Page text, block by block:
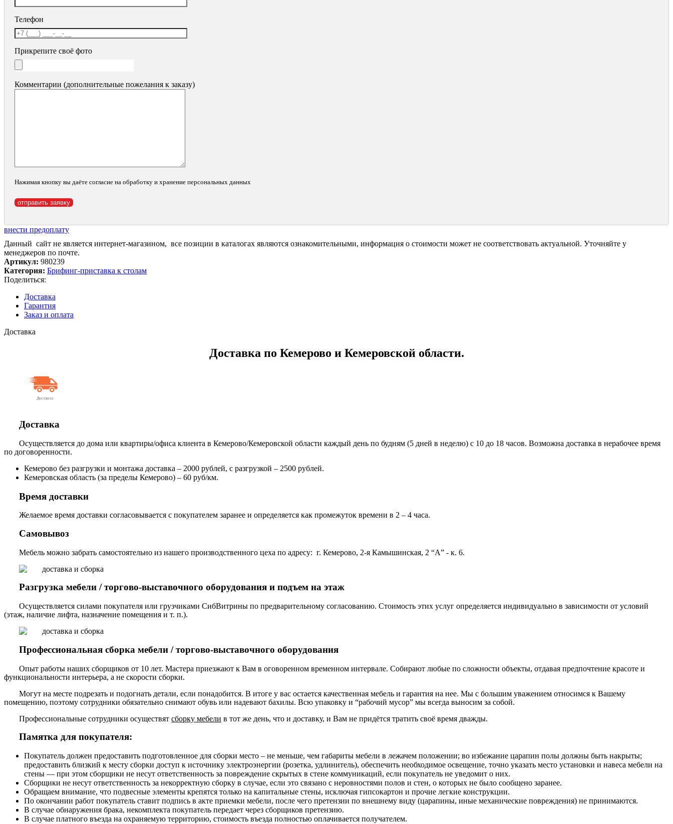
Телефон
Прикрепите своё фото
Комментарии (дополнительные пожелания к заказу)
Нажимая кнопку вы даёте согласие на обработку и хранение персональных данных
внести предоплату
Данный сайт не является интернет-магазином, все позиции в каталогах являются ознакомительными, информация о стоимости может не соответствовать актуальной. Уточняйте у
менеджеров по почте.
Артикул: 980239
Категория: Брифинг-приставка к столам
Поделиться:
Доставка
Гарантия
Заказ и оплата
Доставка
Доставка по Кемерово и Кемеровской области.
Доставка
Осуществляется до дома или квартиры/офиса клиента в Кемерово/Кемеровской области каждый день по будням (5 дней в неделю) с 10 до 18 часов. Возможна доставка в нерабочее время
по договоренности.
Кемерово без разгрузки и монтажа доставка – 2000 рублей, с разгрузкой – 2500 рублей.
Кемеровская область (за пределы Кемерово) – 60 руб/км.
Время доставки
Желаемое время доставки согласовывается с покупателем заранее и определяется как промежуток времени в 2 – 4 часа.
Самовывоз
Мебель можно забрать самостоятельно из нашего производственного цеха по адресу: г. Кемерово, 2-я Камышинская, 2 “А” - к. 6.
Разгрузка мебели / торгово-выставочного оборудования и подъем на этаж
Осуществляется силами покупателя или грузчиками СибВитрины по предварительному согласованию. Стоимость этих услуг определяется индивидуально в зависимости от условий
(этаж, наличие лифта, назначение помещения и т. п.).
Профессиональная сборка мебели / торгово-выставочного оборудования
Опыт работы наших сборщиков от 10 лет. Мастера приезжают к Вам в оговоренном временном интервале. Собирают любые по сложности объекты, отдавая предпочтение красоте и
функциональности интерьера, а не скорости сборки.
Могут на месте подрезать и подогнать детали, если понадобится. В итоге у вас остается качественная мебель и гарантия на нее. Мы с большим уважением относимся к Вашему
помещению, поэтому сотрудники обязательно снимают обувь или надевают бахилы. Всю упаковку и “рабочий мусор” мы всегда выносим за собой.
Профессиональные сотрудники осуществят сборку мебели в тот же день, что и доставку, и Вам не придётся тратить своё время дважды.
Памятка для покупателя:
Покупатель должен предоставить подготовленное для сборки место – не меньше, чем габариты мебели в лежачем положении; во избежание царапин полы должны быть накрыты;
предоставить близкий к месту сборки доступ к источнику электроэнергии (розетка, удлинитель), обеспечить необходимое освещение, точно указать место установки и навеса мебели на
стены — при этом сборщики не несут ответственность за повреждение скрытых в стене коммуникаций, если покупатель не уведомит о них.
Сборщики не несут ответственность за некорректную сборку в случае, если это связано с неровностями полов и стен, о которых не было сообщено заранее.
Обращаем внимание, что подвесные элементы крепятся только на капитальные стены, исключая гипсокартон и прочие легкие конструкции.
По окончании работ покупатель ставит подпись в акте приемки мебели, после чего претензии по внешнему виду (царапины, иные механические повреждения) не принимаются.
В случае обнаружения брака, некомплекта покупатель передает через сборщиков претензию.
В случае платного въезда на охраняемую территорию, стоимость въезда полностью оплачивается получателем.